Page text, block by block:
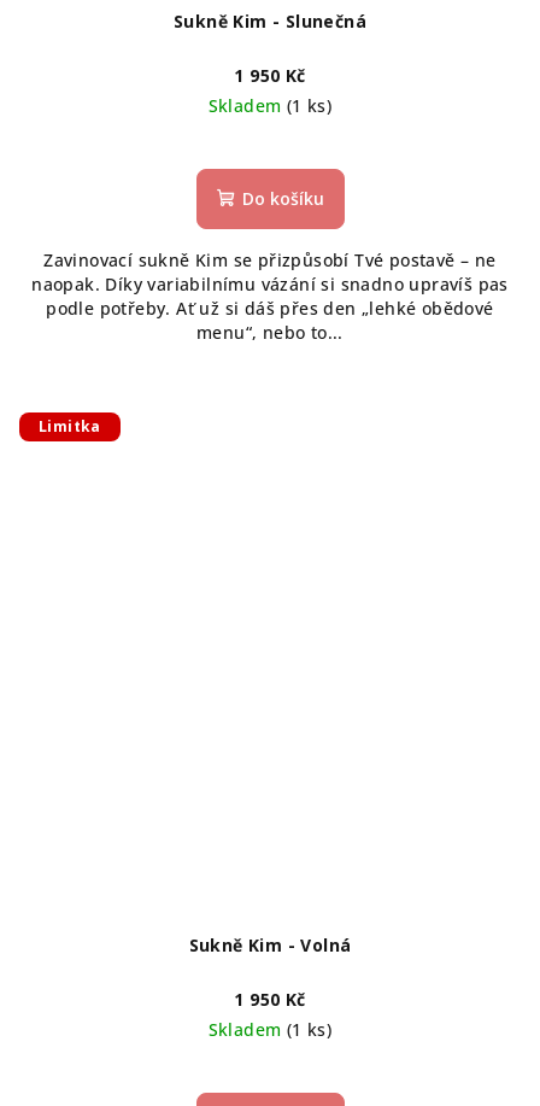
Sukně Kim - Slunečná
1 950 Kč
Skladem (1 ks)
Do košíku
Zavinovací sukně Kim se přizpůsobí Tvé postavě – ne
naopak. Díky variabilnímu vázání si snadno upravíš pas
podle potřeby. Ať už si dáš přes den „lehké obědové
menu“, nebo to...
Limitka
Sukně Kim - Volná
1 950 Kč
Skladem (1 ks)